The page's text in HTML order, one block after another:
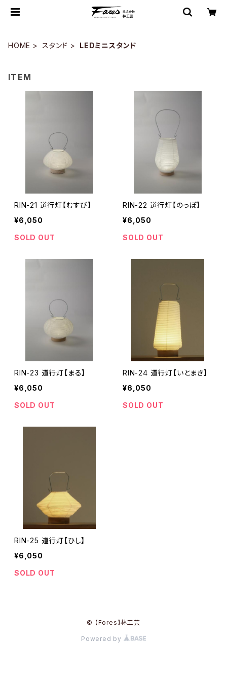
HOME スタンド LEDミニスタンド
ITEM
RIN-21 道行灯【むすび】
¥6,050
SOLD OUT
RIN-22 道行灯【のっぽ】
¥6,050
SOLD OUT
RIN-23 道行灯【まる】
¥6,050
SOLD OUT
RIN-24 道行灯【いとまき】
¥6,050
SOLD OUT
RIN-25 道行灯【ひし】
¥6,050
SOLD OUT
© 【Fores】林工芸
Powered by